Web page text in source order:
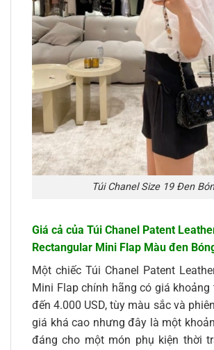
Túi Chanel Size 19 Đen
Giá cả của Túi Chanel Patent
Rectangular Mini Flap Màu đen
Một chiếc Túi Chanel Patent
Mini Flap chính hãng có giá khoảng
đến 4.000 USD, tùy màu sắc và
giá khá cao nhưng đây là một
đáng cho một món phụ kiện thời